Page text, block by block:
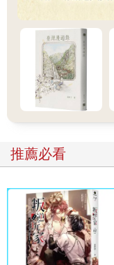
推薦必看